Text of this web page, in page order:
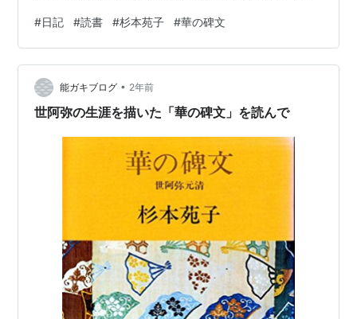
入道の口から、刷いたような涼やかな雲が吐き出されて
いるのを見あげていた。 『華の碑文』（杉本苑子1964年
刊）を読み終えた。『世阿弥最後の花』（藤沢周2021
年）がきっかけとなって寂聴さんの『秘花』（2007
年）、そして『華の碑文』へと導かれ、能の芸術論など
#日記 #読書 #杉本苑子 #華の碑文
能ガキブログ • 2年前
世阿弥の生涯を描いた「華の碑文」を読んで